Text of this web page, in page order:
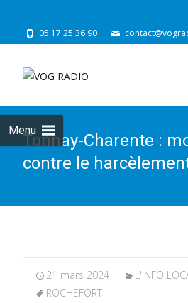
05 17 25 36 90
Menu
Tonnay-Charente :
contre le
21 mars 2024
L'INFO
ROCHEFORT